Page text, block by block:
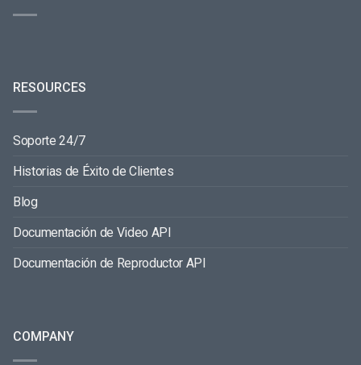
RESOURCES
Soporte 24/7
Historias de Éxito de Clientes
Blog
Documentación de Video API
Documentación de Reproductor API
COMPANY